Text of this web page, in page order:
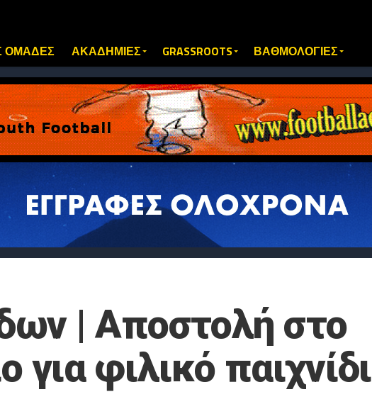
ΟΜΑΔΕΣ ΑΚΑΔΗΜΙΕΣ GRASSROOTS ΒΑΘΜΟΛΟΓΙΕΣ
| Αποστολή στο
φιλικό παιχνίδι